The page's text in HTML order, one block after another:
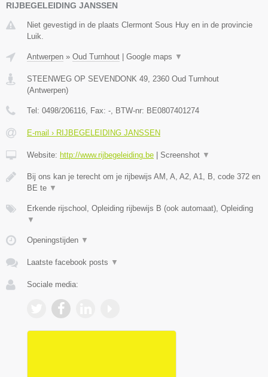
RIJBEGELEIDING JANSSEN
Niet gevestigd in de plaats Clermont Sous Huy en in de provincie
Luik.
Antwerpen » Oud Turnhout Google maps ▼
STEENWEG OP SEVENDONK 49, 2360 Oud Turnhout
(Antwerpen)
Tel: 0498/206116, Fax: -, BTW-nr: BE0807401274
E-mail › RIJBEGELEIDING JANSSEN
Website: http://www.rijbegeleiding.be Screenshot ▼
Bij ons kan je terecht om je rijbewijs AM, A, A2, A1, B, code 372 en
BE te ▼
Erkende rijschool, Opleiding rijbewijs B (ook automaat), Opleiding
▼
Openingstijden ▼
Laatste facebook posts ▼
Sociale media: